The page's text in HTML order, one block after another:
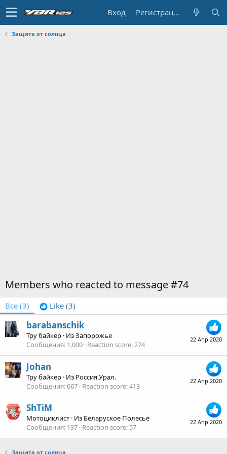
Вход Регистрация
Защита от солнца
Members who reacted to message #74
Все (3) Like (3)
22 Апр 2020
barabanschik
Тру байкер · ИзЗапорожье
Сообщения 1,000 Reaction score 274
22 Апр 2020
Johan
Тру байкер · Из Россия.Урал.
Сообщения 667 Reaction score 413
22 Апр 2020
ShTiM
Мотоциклист · Из Беларуское Полесье
Сообщения 137 Reaction score 57
Защита от солнца